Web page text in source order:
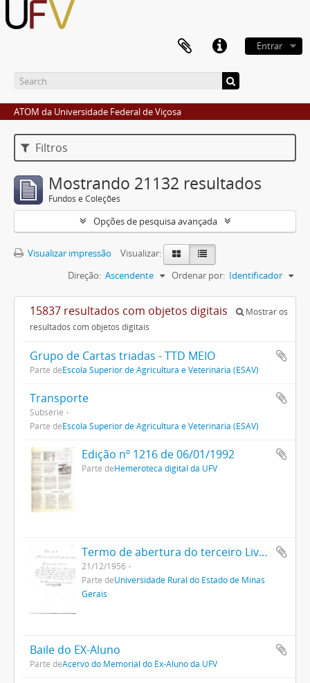
Entrar
ATOM da Universidade Federal de Viçosa
Filtros
Mostrando 21132 resultados
Fundos e Coleções
Opções de pesquisa avançada
Visualizar impressão
Visualizar:
Ordenar por: Identificador
Direção: Ascendente
15837 resultados com objetos digitais
Mostrar os
resultados com objetos digitais
Grupo de Cartas triadas - TTD MEIO
Parte deEscola Superior de Agricultura e Veterinária (ESAV)
Transporte
Subsérie
Parte deEscola Superior de Agricultura e Veterinária (ESAV)
Edição nº 1216 de 06/01/1992
Parte deHemeroteca digital da UFV
Termo de abertura do terceiro Livro Ata da Uremg
21/12/1956
Parte deUniversidade Rural do Estado de Minas
Gerais
Baile do EX-Aluno
Parte deAcervo do Memorial do Ex-Aluno da UFV